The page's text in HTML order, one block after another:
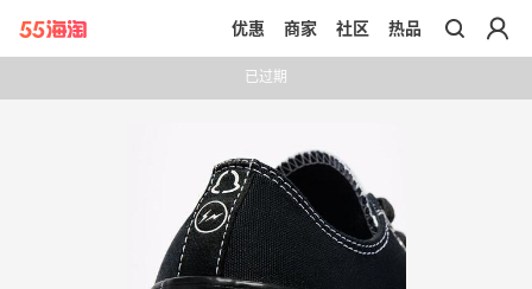
带你去官网买正品
优惠 商家 社区 热品
已过期